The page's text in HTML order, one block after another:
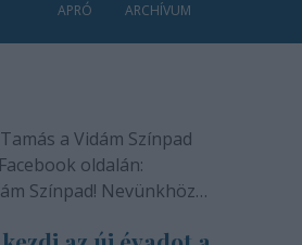
APRÓ ARCHÍVUM
a Vidám Színpad
oldalán:
Színpad! Nevünkhöz